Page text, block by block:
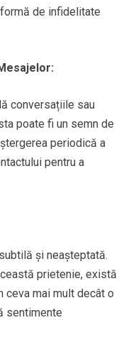
de infidelitate
conversațiile sau
poate fi un semn de
periodică a
pentru a
și neașteptată.
prietenie, există
ceva mai mult decât o
sentimente